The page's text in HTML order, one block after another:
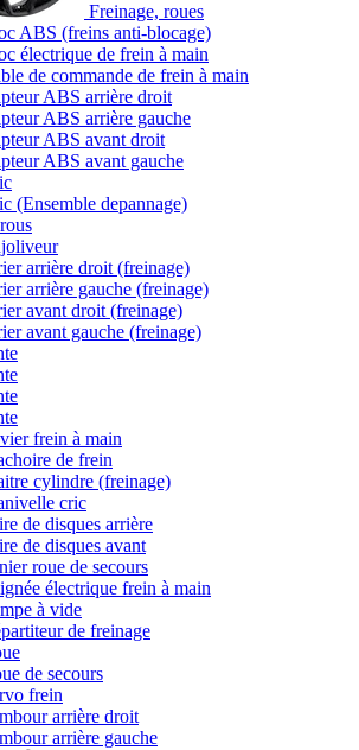
Freinage, roues
ABS (freins anti-blocage)
électrique de frein à main
de commande de frein à main
ABS arrière droit
ABS arrière gauche
ABS avant droit
ABS avant gauche
(Ensemble depannage)
arrière droit (freinage)
arrière gauche (freinage)
avant droit (freinage)
avant gauche (freinage)
frein à main
de frein
cylindre (freinage)
cric
de disques arrière
de disques avant
roue de secours
électrique frein à main
à vide
de freinage
de secours
frein
arrière droit
arrière gauche